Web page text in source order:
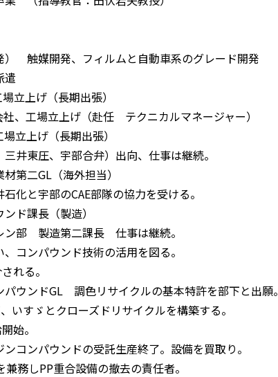
触媒開発、フィルムと自動車系のグレード開発
遣
立上げ（長期出張）
、工場立上げ（赴任 テクニカルマネージャー）
立上げ（長期出張）
井東圧、宇部合弁）出向、仕事は継続。
二GL（海外担当）
と宇部のCAE部隊の協力を受ける。
ド課長（製造）
部 製造第二課長 仕事は継続。
ンパウンド技術の活用を図る。
る。
ウンドGL 調色リサイクルの基本特許を部下と出願。
ゞとクローズドリサイクルを構築する。
。
コンパウンドの受託生産終了。設備を買取り。
しPP重合設備の撤去の責任者。